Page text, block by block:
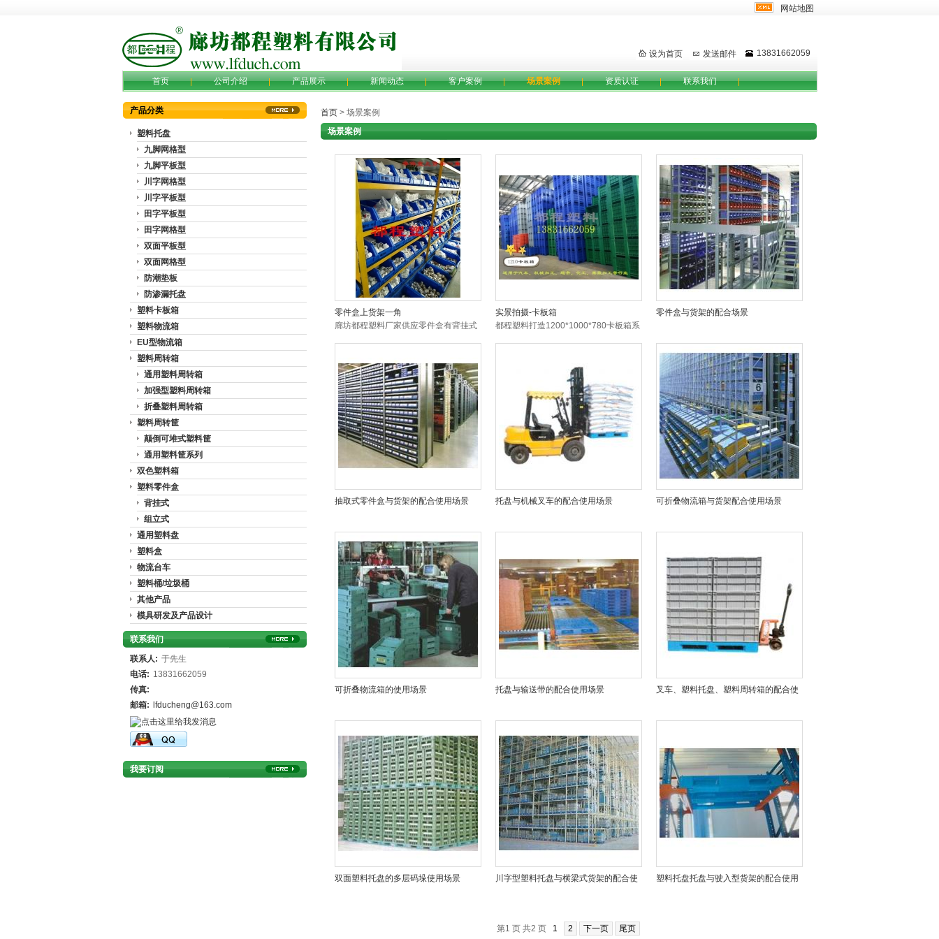
网站地图
设为首页 发送邮件 13831662059
首页 公司介绍 产品展示 新闻动态 客户案例 场景案例 资质认证 联系我们
首页> 场景案例
场景案例
零件盒上货架一角
廊坊都程塑料厂家供应零件盒有背挂式
流水线。 ...
实景拍摄-卡板箱
都程塑料打造1200*1000*780卡板箱系
零件盒与货架的配合场景
抽取式零件盒与货架的配合使用场景 托盘与机械叉车的配合使用场景 可折叠物流箱与货架配合使用场景
可折叠物流箱的使用场景 托盘与输送带的配合使用场景
叉车、塑料托盘、塑料周转箱的配合使
双面塑料托盘的多层码垛使用场景
川字型塑料托盘与横梁式货架的配合使
塑料托盘托盘与驶入型货架的配合使用
第1 页 共2 页 1 2 下一页 尾页
产品分类
塑料托盘
九脚网格型
九脚平板型
川字网格型
川字平板型
田字平板型
田字网格型
双面平板型
双面网格型
防潮垫板
防渗漏托盘
塑料卡板箱
塑料物流箱
EU型物流箱
塑料周转箱
通用塑料周转箱
加强型塑料周转箱
折叠塑料周转箱
塑料周转筐
颠倒可堆式塑料筐
通用塑料筐系列
双色塑料箱
塑料零件盒
背挂式
组立式
通用塑料盘
塑料盒
物流台车
塑料桶/垃圾桶
其他产品
模具研发及产品设计
联系我们
联系人: 于先生
电话: 13831662059
传真:
邮箱:
lfducheng@163.com
我要订阅